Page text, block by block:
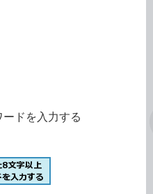
ドを入力する